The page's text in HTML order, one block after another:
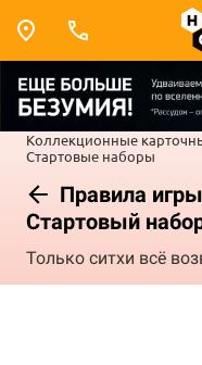
Коллекционные
Стартовые наборы
Правила
Стартовый
Только ситхи всё